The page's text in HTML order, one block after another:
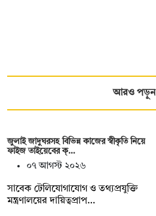
আরও পড়ুন
জুলাই জাদুঘরসহ বিভিন্ন কাজের স্বীকৃতি নিয়ে
ফাইজ তাইয়েবের ক্…
০৭ আগস্ট ২০২৬
সাবেক টেলিযোগাযোগ ও তথ্যপ্রযুক্তি
মন্ত্রণালয়ের দায়িত্বপ্রাপ…